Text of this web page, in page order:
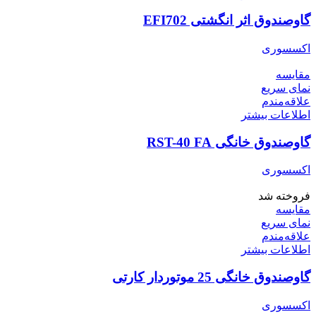
گاوصندوق اثر انگشتی EFI702
اکسسوری
مقایسه
نمای سریع
علاقه‌مندم
اطلاعات بیشتر
گاوصندوق خانگی RST-40 FA
اکسسوری
فروخته شد
مقایسه
نمای سریع
علاقه‌مندم
اطلاعات بیشتر
گاوصندوق خانگی 25 موتوردار کارتی
اکسسوری